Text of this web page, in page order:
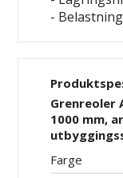
-
Grenreoler
1000 mm,
Farge